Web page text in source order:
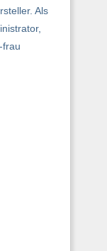
Als
frau